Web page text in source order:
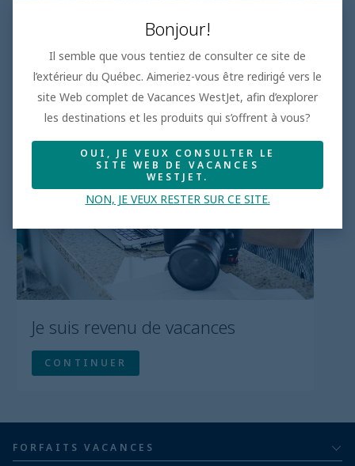
FORFAITS VACANCES
Bonjour!
Il semble que vous tentiez de consulter ce site de
l’extérieur du Québec. Aimeriez-vous être redirigé vers le
site Web complet de Vacances WestJet, afin d’explorer
les destinations et les produits qui s’offrent à vous?
OUI, JE VEUX CONSULTER LE
SITE WEB DE VACANCES
WESTJET.
NON, JE VEUX RESTER SUR CE SITE.